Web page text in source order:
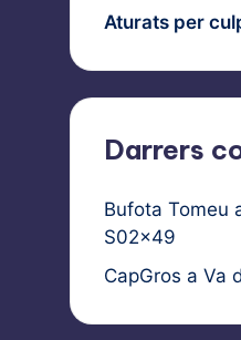
Aturats per
Darrers
Bufota Tomeu
S02x49
CapGros a Va